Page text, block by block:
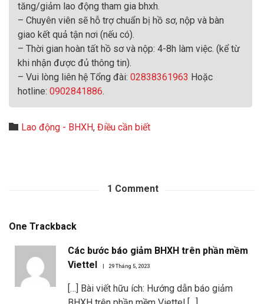
tăng/giảm lao động tham gia bhxh.
– Chuyên viên sẽ hỗ trợ chuẩn bị hồ sơ, nộp và bàn
giao kết quả tận nơi (nếu có).
– Thời gian hoàn tất hồ sơ và nộp: 4-8h làm việc. (kể từ
khi nhận được đủ thông tin).
– Vui lòng liên hệ Tổng đài: 02838361963 Hoặc
hotline: 0902841886.
 Category
Lao động - BHXH, Điều cần biết
1 Comment
One Trackback
Các bước báo giảm BHXH trên phần mềm
Viettel
29 Tháng 5, 2023
[…] Bài viết hữu ích: Hướng dẫn báo giảm